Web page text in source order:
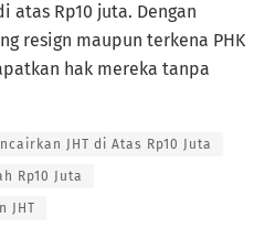
atas Rp10 juta. Dengan
resign maupun terkena PHK
hak mereka tanpa
JHT di Atas Rp10 Juta
Rp10 Juta
JHT